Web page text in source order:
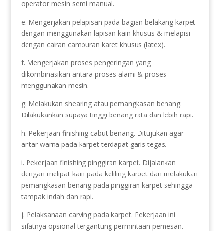
operator mesin semi manual.
e. Mengerjakan pelapisan pada bagian belakang karpet
dengan menggunakan lapisan kain khusus & melapisi
dengan cairan campuran karet khusus (latex).
f. Mengerjakan proses pengeringan yang
dikombinasikan antara proses alami & proses
menggunakan mesin.
g. Melakukan shearing atau pemangkasan benang.
Dilakukankan supaya tinggi benang rata dan lebih rapi.
h. Pekerjaan finishing cabut benang. Ditujukan agar
antar warna pada karpet terdapat garis tegas.
i. Pekerjaan finishing pinggiran karpet. Dijalankan
dengan melipat kain pada keliling karpet dan melakukan
pemangkasan benang pada pinggiran karpet sehingga
tampak indah dan rapi.
j. Pelaksanaan carving pada karpet. Pekerjaan ini
sifatnya opsional tergantung permintaan pemesan.